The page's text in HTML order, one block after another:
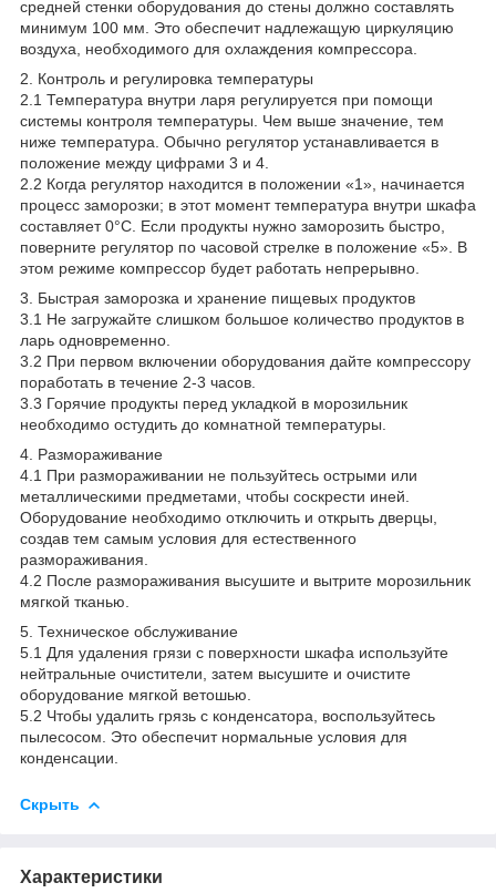
средней стенки оборудования до стены должно составлять
минимум 100 мм. Это обеспечит надлежащую циркуляцию
воздуха, необходимого для охлаждения компрессора.
2. Контроль и регулировка температуры
2.1 Температура внутри ларя регулируется при помощи
системы контроля температуры. Чем выше значение, тем
ниже температура. Обычно регулятор устанавливается в
положение между цифрами 3 и 4.
2.2 Когда регулятор находится в положении «1», начинается
процесс заморозки; в этот момент температура внутри шкафа
составляет 0°С. Если продукты нужно заморозить быстро,
поверните регулятор по часовой стрелке в положение «5». В
этом режиме компрессор будет работать непрерывно.
3. Быстрая заморозка и хранение пищевых продуктов
3.1 Не загружайте слишком большое количество продуктов в
ларь одновременно.
3.2 При первом включении оборудования дайте компрессору
поработать в течение 2-3 часов.
3.3 Горячие продукты перед укладкой в морозильник
необходимо остудить до комнатной температуры.
4. Размораживание
4.1 При размораживании не пользуйтесь острыми или
металлическими предметами, чтобы соскрести иней.
Оборудование необходимо отключить и открыть дверцы,
создав тем самым условия для естественного
размораживания.
4.2 После размораживания высушите и вытрите морозильник
мягкой тканью.
5. Техническое обслуживание
5.1 Для удаления грязи с поверхности шкафа используйте
нейтральные очистители, затем высушите и очистите
оборудование мягкой ветошью.
5.2 Чтобы удалить грязь с конденсатора, воспользуйтесь
пылесосом. Это обеспечит нормальные условия для
конденсации.
Скрыть
Характеристики